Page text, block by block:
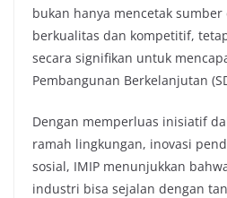
bukan hanya mencetak
berkualitas dan kompetitif,
secara signifikan untuk
Pembangunan Berkelanjutan
Dengan memperluas inisiatif
ramah lingkungan, inovasi
sosial, IMIP menunjukkan
industri bisa sejalan dengan